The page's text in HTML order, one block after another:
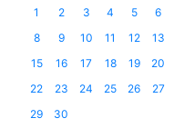
1 2 3 4 5 6
8
9 10 11 12 13
15
16 17 18 19 20
22
23 24 25 26 27
29
30